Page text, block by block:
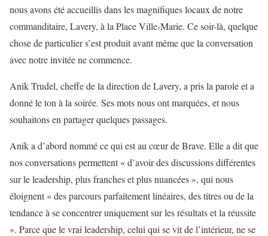
nous avons été accueillis dans les magnifiques locaux de notre
commanditaire, Lavery, à la Place Ville-Marie. Ce soir-là, quelque
chose de particulier s’est produit avant même que la conversation
avec notre invitée ne commence.
Anik Trudel, cheffe de la direction de Lavery, a pris la parole et a
donné le ton à la soirée. Ses mots nous ont marquées, et nous
souhaitons en partager quelques passages.
Anik a d’abord nommé ce qui est au cœur de Brave. Elle a dit que
nos conversations permettent « d’avoir des discussions différentes
sur le leadership, plus franches et plus nuancées », qui nous
éloignent « des parcours parfaitement linéaires, des titres ou de la
tendance à se concentrer uniquement sur les résultats et la réussite
». Parce que le vrai leadership, celui qui se vit de l’intérieur, ne se